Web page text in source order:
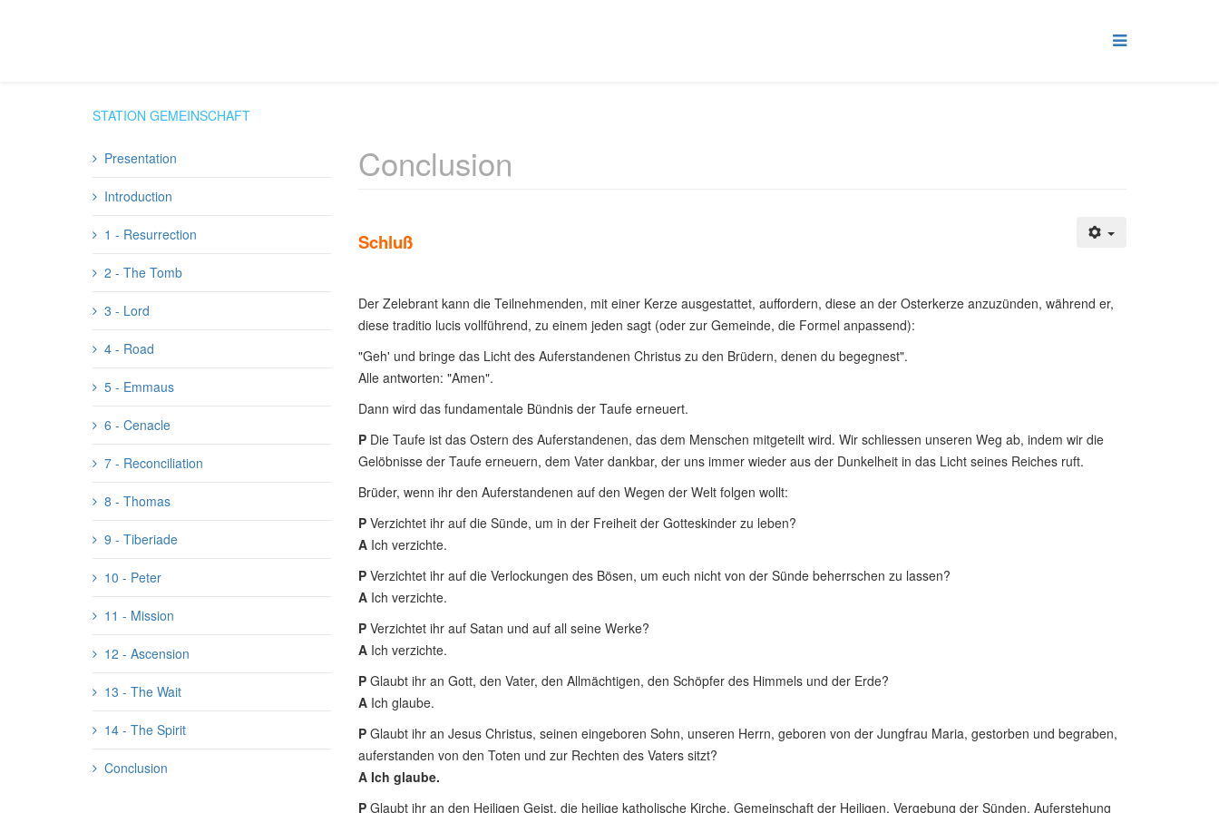
STATION GEMEINSCHAFT
Presentation
Introduction
1 - Resurrection
2 - The Tomb
3 - Lord
4 - Road
5 - Emmaus
6 - Cenacle
7 - Reconciliation
8 - Thomas
9 - Tiberiade
10 - Peter
11 - Mission
12 - Ascension
13 - The Wait
14 - The Spirit
Conclusion
Conclusion
Schluß
Der Zelebrant kann die Teilnehmenden, mit einer Kerze ausgestattet, auffordern, diese an der Osterkerze anzuzünden, während er,
diese traditio lucis vollführend, zu einem jeden sagt (oder zur Gemeinde, die Formel anpassend):
"Geh' und bringe das Licht des Auferstandenen Christus zu den Brüdern, denen du begegnest".
Alle antworten: "Amen".
Dann wird das fundamentale Bündnis der Taufe erneuert.
PDie Taufe ist das Ostern des Auferstandenen, das dem Menschen mitgeteilt wird. Wir schliessen unseren Weg ab, indem wir die
Gelöbnisse der Taufe erneuern, dem Vater dankbar, der uns immer wieder aus der Dunkelheit in das Licht seines Reiches ruft.
Brüder, wenn ihr den Auferstandenen auf den Wegen der Welt folgen wollt:
PVerzichtet ihr auf die Sünde, um in der Freiheit der Gotteskinder zu leben?
AIch verzichte.
PVerzichtet ihr auf die Verlockungen des Bösen, um euch nicht von der Sünde beherrschen zu lassen?
AIch verzichte.
PVerzichtet ihr auf Satan und auf all seine Werke?
AIch verzichte.
PGlaubt ihr an Gott, den Vater, den Allmächtigen, den Schöpfer des Himmels und der Erde?
AIch glaube.
PGlaubt ihr an Jesus Christus, seinen eingeboren Sohn, unseren Herrn, geboren von der Jungfrau Maria, gestorben und begraben,
auferstanden von den Toten und zur Rechten des Vaters sitzt?
A Ich glaube.
PGlaubt ihr an den Heiligen Geist, die heilige katholische Kirche, Gemeinschaft der Heiligen, Vergebung der Sünden, Auferstehung